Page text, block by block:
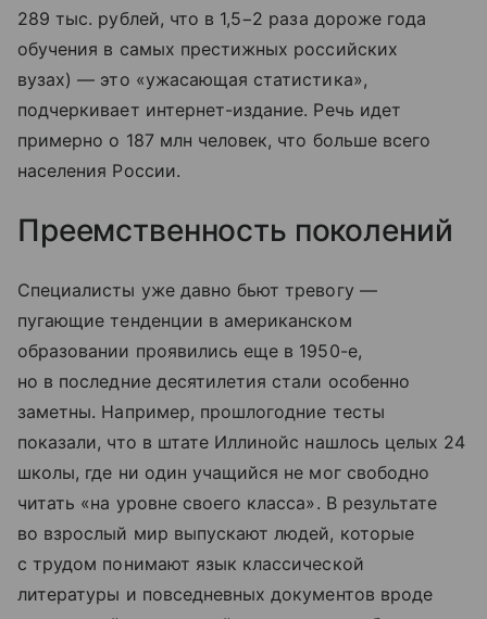
289 тыс. рублей, что в 1,5−2 раза дороже года
обучения в самых престижных российских
вузах) — это «ужасающая статистика»,
подчеркивает интернет-издание. Речь идет
примерно о 187 млн человек, что больше всего
населения России.
Преемственность поколений
Специалисты уже давно бьют тревогу —
пугающие тенденции в американском
образовании проявились еще в 1950-е,
но в последние десятилетия стали особенно
заметны. Например, прошлогодние тесты
показали, что в штате Иллинойс нашлось целых 24
школы, где ни один учащийся не мог свободно
читать «на уровне своего класса». В результате
во взрослый мир выпускают людей, которые
с трудом понимают язык классической
литературы и повседневных документов вроде